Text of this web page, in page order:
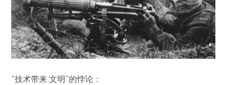
“技术带来 文明”的悖论 ：